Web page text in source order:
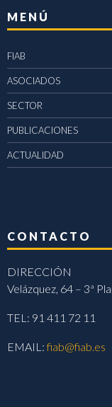
MENÚ
FIAB
ASOCIADOS
SECTOR
PUBLICACIONES
ACTUALIDAD
CONTACTO
DIRECCIÓN
Velázquez, 64 – 3ª
TEL: 91 411 72 11
EMAIL:fiab@fiab.es